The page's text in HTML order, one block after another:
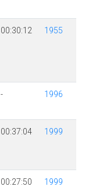
00:30:12 1955
- 1996
00:37:04 1999
00:27:50 1999